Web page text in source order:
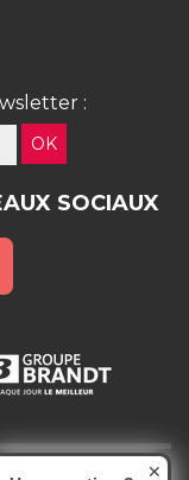
:
OK
SOCIAUX
✕